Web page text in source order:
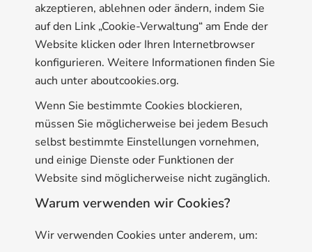
akzeptieren, ablehnen oder ändern, indem Sie
auf den Link „Cookie-Verwaltung“ am Ende der
Website klicken oder Ihren Internetbrowser
konfigurieren. Weitere Informationen finden Sie
auch unter aboutcookies.org.
Wenn Sie bestimmte Cookies blockieren,
müssen Sie möglicherweise bei jedem Besuch
selbst bestimmte Einstellungen vornehmen,
und einige Dienste oder Funktionen der
Website sind möglicherweise nicht zugänglich.
Warum verwenden wir Cookies?
Wir verwenden Cookies unter anderem, um: